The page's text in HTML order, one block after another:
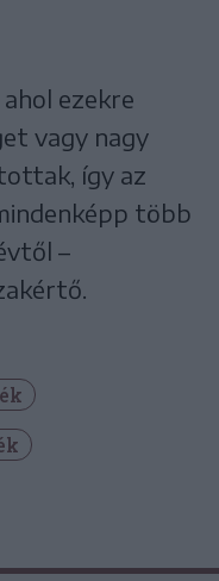
ezekre
vagy nagy
így az
több
–